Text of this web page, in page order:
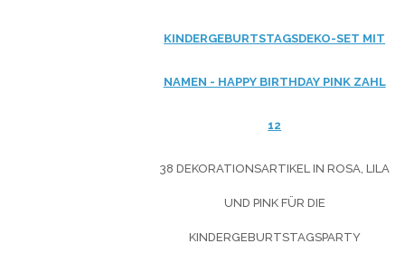
KINDERGEBURTSTAGSDEKO-SET MIT
NAMEN - HAPPY BIRTHDAY PINK ZAHL
12
38 DEKORATIONSARTIKEL IN ROSA, LILA
UND PINK FÜR DIE
KINDERGEBURTSTAGSPARTY